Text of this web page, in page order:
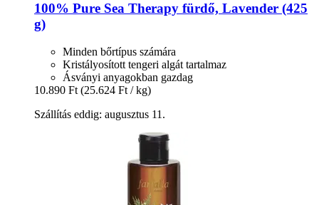
100% Pure Sea Therapy fürdő, Lavender (425
g)
Minden bőrtípus számára
Kristályosított tengeri algát tartalmaz
Ásványi anyagokban gazdag
10.890 Ft (25.624 Ft / kg)
Szállítás eddig: augusztus 11.